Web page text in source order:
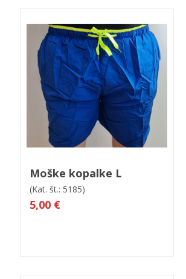
V košarico Hitri ogled
Moške kopalke L
(Kat. št.: 5185)
5,00 €